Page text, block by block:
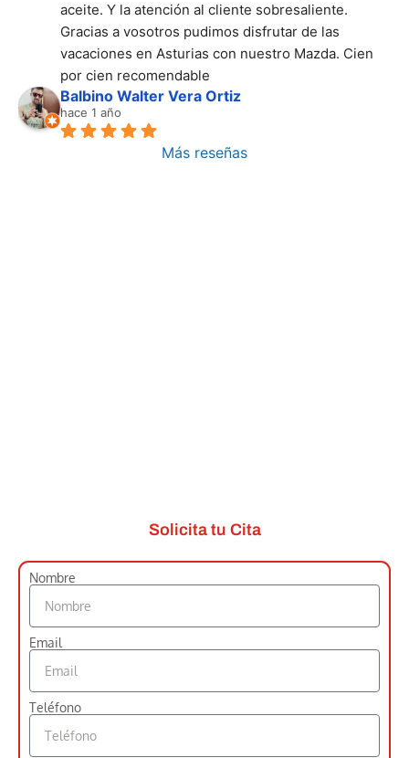
aceite. Y la atención al cliente sobresaliente.
Gracias a vosotros pudimos disfrutar de las
vacaciones en Asturias con nuestro Mazda. Cien
por cien recomendable
Balbino Walter Vera Ortiz
hace 1 año
Más reseñas
Solicita tu Cita
Nombre
Email
Teléfono